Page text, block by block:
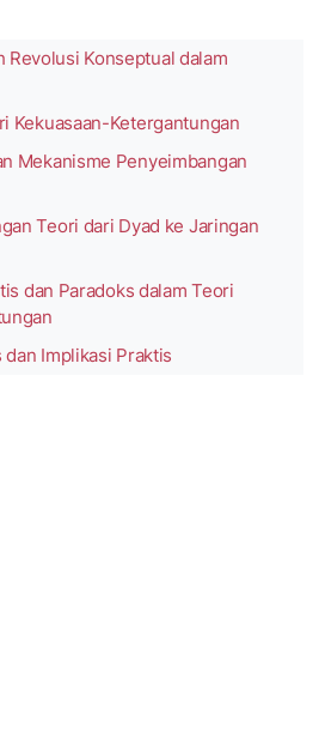
Revolusi Konseptual dalam
Kekuasaan-Ketergantungan
Mekanisme Penyeimbangan
Teori dari Dyad ke Jaringan
dan Paradoks dalam Teori
dan Implikasi Praktis